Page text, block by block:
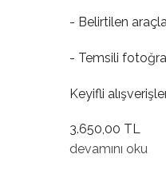
- Belirtilen
- Temsili
Keyifli
3.650,00 TL
Hava Akışmetre
devamını oku